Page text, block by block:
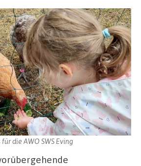
die AWO SWS Eving